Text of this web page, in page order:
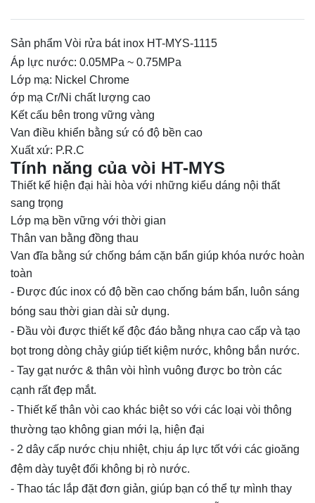
Sản phẩm Vòi rửa bát inox HT-MYS-1115
Áp lực nước: 0.05MPa ~ 0.75MPa
Lớp mạ: Nickel Chrome
ớp mạ Cr/Ni chất lượng cao
Kết cấu bên trong vững vàng
Van điều khiển bằng sứ có độ bền cao
Xuất xứ: P.R.C
Tính năng của vòi HT-MYS
Thiết kế hiện đại hài hòa với những kiểu dáng nội thất
sang trọng
Lớp mạ bền vững với thời gian
Thân van bằng đồng thau
Van đĩa bằng sứ chống bám cặn bẩn giúp khóa nước hoàn
toàn
- Được đúc inox có độ bền cao chống bám bẩn, luôn sáng
bóng sau thời gian dài sử dụng.
- Đầu vòi được thiết kế độc đáo bằng nhựa cao cấp và tạo
bọt trong dòng chảy giúp tiết kiệm nước, không bắn nước.
- Tay gạt nước & thân vòi hình vuông được bo tròn các
cạnh rất đẹp mắt.
- Thiết kế thân vòi cao khác biệt so với các loại vòi thông
thường tạo không gian mới lạ, hiện đại
- 2 dây cấp nước chịu nhiệt, chịu áp lực tốt với các gioăng
đệm dày tuyệt đối không bị rò nước.
- Thao tác lắp đặt đơn giản, giúp bạn có thể tự mình thay